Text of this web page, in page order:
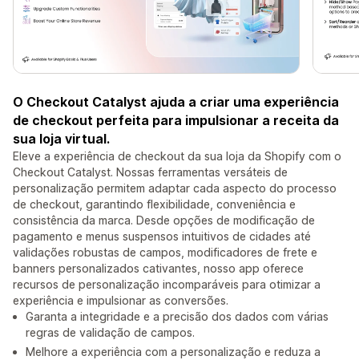
O Checkout Catalyst ajuda a criar uma experiência
de checkout perfeita para impulsionar a receita da
sua loja virtual.
Eleve a experiência de checkout da sua loja da Shopify com o
Checkout Catalyst. Nossas ferramentas versáteis de
personalização permitem adaptar cada aspecto do processo
de checkout, garantindo flexibilidade, conveniência e
consistência da marca. Desde opções de modificação de
pagamento e menus suspensos intuitivos de cidades até
validações robustas de campos, modificadores de frete e
banners personalizados cativantes, nosso app oferece
recursos de personalização incomparáveis para otimizar a
experiência e impulsionar as conversões.
Garanta a integridade e a precisão dos dados com várias
regras de validação de campos.
Melhore a experiência com a personalização e reduza a